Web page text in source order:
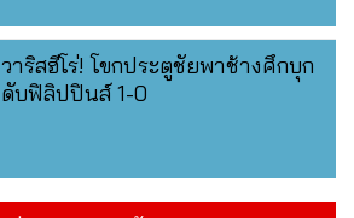
วาริสฮีโร่! โขกประตูชัยพาช้างศึกบุก
ดับฟิลิปปินส์ 1-0